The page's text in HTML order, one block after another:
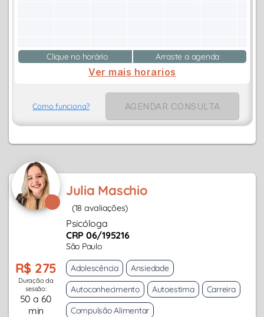
Clique no horário Arraste a agenda
Ver mais horarios
Como funciona? AGENDAR CONSULTA
Julia Maschio
(18 avaliações)
Psicóloga
CRP 06/195216
São Paulo
R$ 275
Duração da
sessão:
50 a 60
min
Adolescência
Ansiedade
Autoconhecimento
Autoestima
Carreira
Compulsão Alimentar